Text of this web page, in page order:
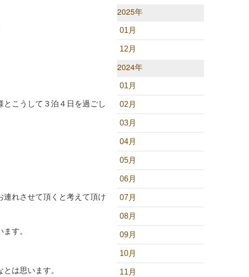
こうして３泊４日を過ごし
れさせて頂くと考えて頂け
す。
は思います。
2025年
01月
12月
2024年
01月
02月
03月
04月
05月
06月
07月
08月
09月
10月
11月